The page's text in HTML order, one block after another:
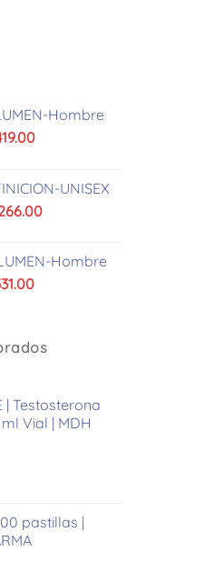
Hombre
El
es:
S/419.00.
UNISEX
El
es:Hombre
El
S/331.00.
| Testosterona
Vial | MDH
pastillas |